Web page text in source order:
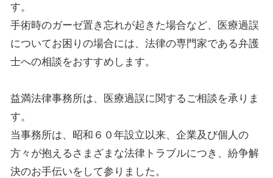
す。
手術時のガーゼ置き忘れが起きた場合など、医療過誤
についてお困りの場合には、法律の専門家である弁護
士への相談をおすすめします。
益満法律事務所は、医療過誤に関するご相談を承りま
す。
当事務所は、昭和６０年設立以来、企業及び個人の
方々が抱えるさまざまな法律トラブルにつき、紛争解
決のお手伝いをして参りました。